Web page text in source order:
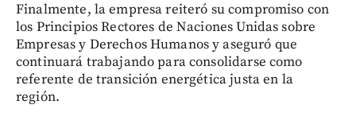
Finalmente, la empresa reiteró su compromiso con
los Principios Rectores de Naciones Unidas sobre
Empresas y Derechos Humanos y aseguró que
continuará trabajando para consolidarse como
referente de transición energética justa en la
región.